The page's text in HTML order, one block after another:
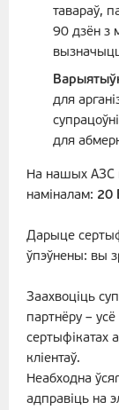
тавараў,
90 дзён з
для
для
На нашых АЗС
наміналам: 20
Дарыце
ўпэўнены: вы
Заахвоціць
партнёру –
сертыфікатах
кліентаў.
Неабходна
адправіць на